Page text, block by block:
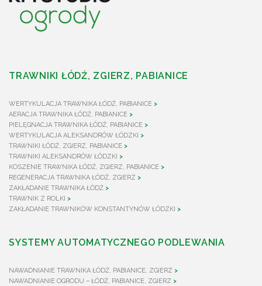
TRAWNIKI ŁÓDŹ, ZGIERZ, PABIANICE
WERTYKULACJA TRAWNIKA ŁÓDŹ, PABIANICE
AERACJA TRAWNIKA ŁÓDŹ, PABIANICE
PIELĘGNACJA TRAWNIKA ŁÓDŹ, PABIANICE
WERTYKULACJA ALEKSANDRÓW ŁÓDZKI
TRAWNIKI ŁÓDŹ, ZGIERZ, PABIANICE
TRAWNIKI ALEKSANDRÓW ŁÓDZKI
KOSZENIE TRAWNIKA ŁÓDŹ, ZGIERZ, PABIANICE
REGENERACJA TRAWNIKA ŁÓDŹ, ZGIERZ
ZAKŁADANIE TRAWNIKA ŁÓDŹ
TRAWNIK Z ROLKI
ZAKŁADANIE TRAWNIKÓW KONSTANTYNÓW ŁÓDZKI
SYSTEMY AUTOMATYCZNEGO PODLEWANIA
NAWADNIANIE TRAWNIKA ŁÓDŹ, PABIANICE, ZGIERZ
NAWADNIANIE OGRODU – ŁÓDŹ, PABIANICE, ZGIERZ